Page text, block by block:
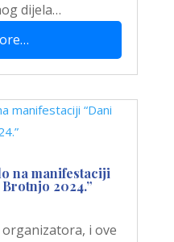
dijela…
na manifestaciji
2024.”
organizatora, i ove